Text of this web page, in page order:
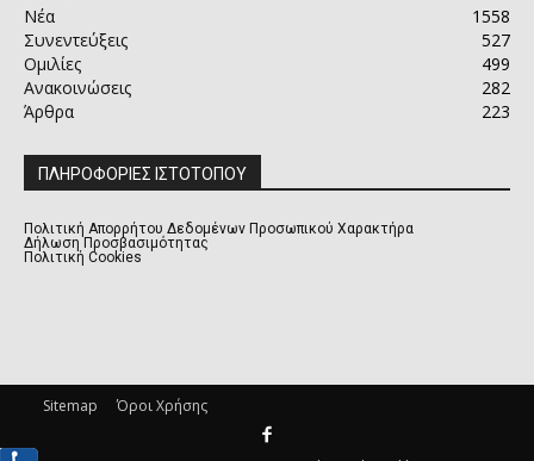
Νέα
1558
Συνεντεύξεις
527
Ομιλίες
499
Ανακοινώσεις
282
Άρθρα
223
ΠΛΗΡΟΦΟΡΙΕΣ ΙΣΤΟΤΟΠΟΥ
Πολιτική Απορρήτου Δεδομένων Προσωπικού Χαρακτήρα
Δήλωση Προσβασιμότητας
Πολιτική Cookies
Sitemap Όροι Χρήσης